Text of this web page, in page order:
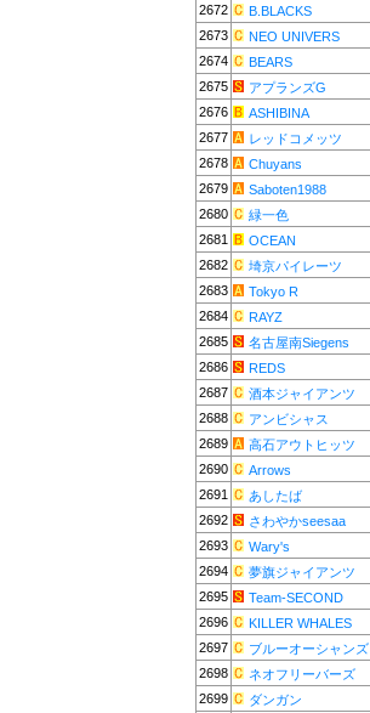
2672
B.BLACKS
2673
NEO UNIVERS
2674
BEARS
2675
アプランズG
2676
ASHIBINA
2677
レッドコメッツ
2678
Chuyans
2679
Saboten1988
2680
緑一色
2681
OCEAN
2682
埼京パイレーツ
2683
Tokyo R
2684
RAYZ
2685
名古屋南Siegens
2686
REDS
2687
酒本ジャイアンツ
2688
アンビシャス
2689
高石アウトヒッツ
2690
Arrows
2691
あしたば
2692
さわやかseesaa
2693
Wary's
2694
夢旗ジャイアンツ
2695
Team-SECOND
2696
KILLER WHALES
2697
ブルーオーシャンズ
2698
ネオフリーバーズ
2699
ダンガン